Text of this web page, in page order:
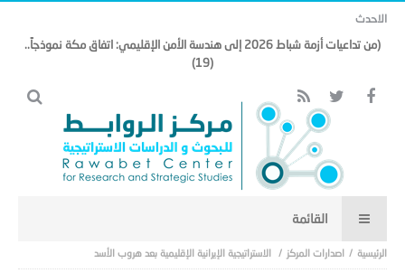
الاحدث
(من تداعيات أزمة شباط 2026 إلى هندسة الأمن الإقليمي: اتفاق مكة نموذجاً..
(19)
اصدارات المركز الاستراتيجية الإيرانية الإقليمية بعد هروب الأسد